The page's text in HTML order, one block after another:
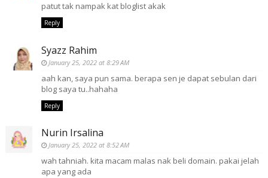
patut tak nampak kat bloglist akak
Reply
Syazz Rahim
January 25, 2022 at 8:29 AM
aah kan, saya pun sama. berapa sen je dapat sebulan dari
blog saya tu..hahaha
Reply
Nurin Irsalina
January 25, 2022 at 8:52 AM
wah tahniah. kita macam malas nak beli domain. pakai jelah
apa yang ada